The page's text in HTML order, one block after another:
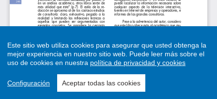
Este sitio web utiliza cookies para asegurar que usted obtenga la
mejor experiencia en nuestro sitio web. Puede leer más sobre el
uso de cookies en nuestra política de privacidad y cookies
Configuración Aceptar todas las cookies